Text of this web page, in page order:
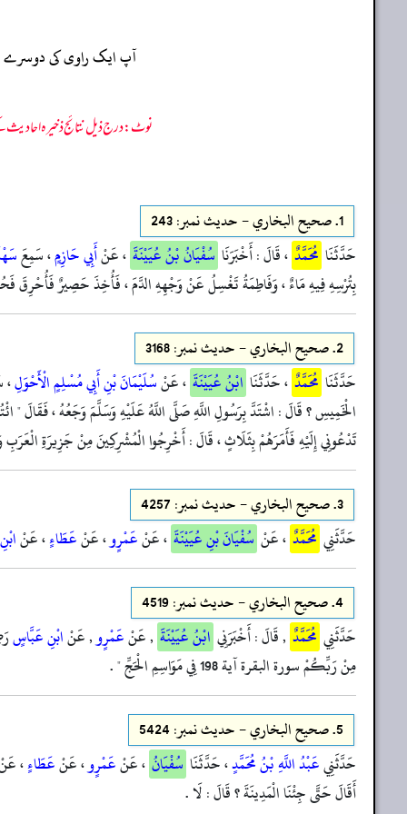
آپ ایک راوی کی دوسرے
نوٹ: درج ذیل نتائج ذخیرہ احادیث کے 75 فیصد ڈیٹا سے منتخب کیے گئے ہیں، یعنی ان راوی پر مزید احادیث بھی موجود ہو سکتی ہیں، اس لیے ان نتائج کو ابتدائی
1. صحيح البخاري - حدیث نمبر: 243
حَدَّثَنَا مُحَمَّدٌ ، قَالَ : أَخْبَرَنَا سُفْيَانُ بْنُ عُيَيْنَةَ ، عَنْأَبِي حَازِمٍ، سَمِعَ
بِتُرْسِهِ فِيهِ مَاءٌ ، وَفَاطِمَةُ تَغْسِلُ عَنْ وَجْهِهِ الدَّمَ ، فَأُخِذَ حَصِيرٌ فَأُحْرِقَ
2. صحيح البخاري - حدیث نمبر: 3168
حَدَّثَنَا مُحَمَّدٌ ، حَدَّثَنَا ابْنُ عُيَيْنَةَ ، عَنْسُلَيْمَانَ بْنِ أَبِي مُسْلِمٍ الْأَحْوَلِ
الْخَمِيسِ ؟ قَالَ : اشْتَدَّ بِرَسُولِ اللَّهِ صَلَّى اللَّهُ عَلَيْهِ وَسَلَّمَ وَجَعُهُ ، فَقَالَ "
تَدْعُونِي إِلَيْهِ فَأَمَرَهُمْ بِثَلَاثٍ ، قَالَ : أَخْرِجُوا الْمُشْرِكِينَ مِنْ جَزِيرَةِ
3. صحيح البخاري - حدیث نمبر: 4257
حَدَّثَنِي مُحَمَّدٌ ، عَنْ سُفْيَانَ بْنِ عُيَيْنَةَ ، عَنْعَمْرٍو، عَنْعَطَاءٍ، عَنْ
4. صحيح البخاري - حدیث نمبر: 4519
حَدَّثَنِي مُحَمَّدٌ , قَالَ : أَخْبَرَنِي ابْنُ عُيَيْنَةَ , عَنْعَمْرٍو, عَنْابْنِ عَبَّاسٍ
مِنْ رَبِّكُمْ سورة البقرة آية 198 فِي مَوَاسِمِ الْحَجِّ " .
5. صحيح البخاري - حدیث نمبر: 5424
حَدَّثَنِيعَبْدُ اللَّهِ بْنُ مُحَمَّدٍ، حَدَّثَنَا سُفْيَانُ ، عَنْعَمْرٍو، عَنْعَطَاءٍ،
أَقَالَ حَتَّى جِئْنَا الْمَدِينَةَ ؟ قَالَ : لَا .